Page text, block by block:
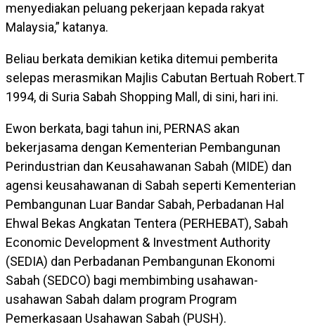
menyediakan peluang pekerjaan kepada rakyat
Malaysia,” katanya.
Beliau berkata demikian ketika ditemui pemberita
selepas merasmikan Majlis Cabutan Bertuah Robert.T
1994, di Suria Sabah Shopping Mall, di sini, hari ini.
Ewon berkata, bagi tahun ini, PERNAS akan
bekerjasama dengan Kementerian Pembangunan
Perindustrian dan Keusahawanan Sabah (MIDE) dan
agensi keusahawanan di Sabah seperti Kementerian
Pembangunan Luar Bandar Sabah, Perbadanan Hal
Ehwal Bekas Angkatan Tentera (PERHEBAT), Sabah
Economic Development & Investment Authority
(SEDIA) dan Perbadanan Pembangunan Ekonomi
Sabah (SEDCO) bagi membimbing usahawan-
usahawan Sabah dalam program Program
Pemerkasaan Usahawan Sabah (PUSH).